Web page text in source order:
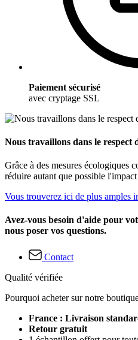
Paiement sécurisé
avec cryptage SSL
Nous travaillons dans le respect
Grâce à des mesures écologiques
réduire autant que possible
Vous trouverez ici de plus amples
Avez-vous besoin d'aide pour
nous poser vos questions.
Contact
Qualité vérifiée
Pourquoi acheter sur notre
France : Livraison
Retour gratuit